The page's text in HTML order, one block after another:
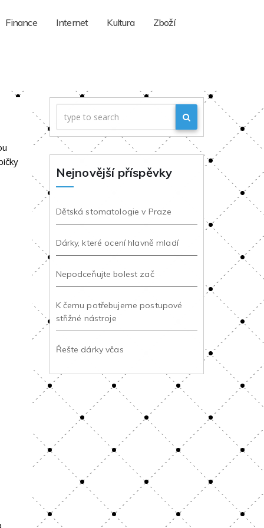
Finance Internet Kultura Zboží
Nejnovější příspěvky
Dětská stomatologie v Praze
Dárky, které ocení hlavně mladí
Nepodceňujte bolest zač
K čemu potřebujeme postupové
střižné nástroje
Řešte dárky včas